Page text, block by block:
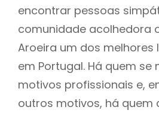
encontrar pessoas
comunidade acolhedora
Aroeira um dos melhores
em Portugal. Há quem se
motivos profissionais e,
outros motivos, há quem